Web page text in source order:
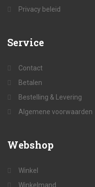
Privacy beleid
Service
Contact
Betalen
Bestelling & Levering
Algemene voorwaarden
Webshop
Winkel
Winkelmand